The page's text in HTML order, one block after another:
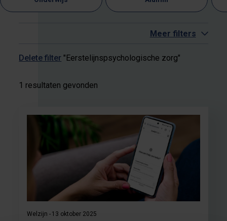
Meer filters
Delete filter "Eerstelijnspsychologische zorg"
1 resultaten gevonden
Welzijn 13 oktober 2025